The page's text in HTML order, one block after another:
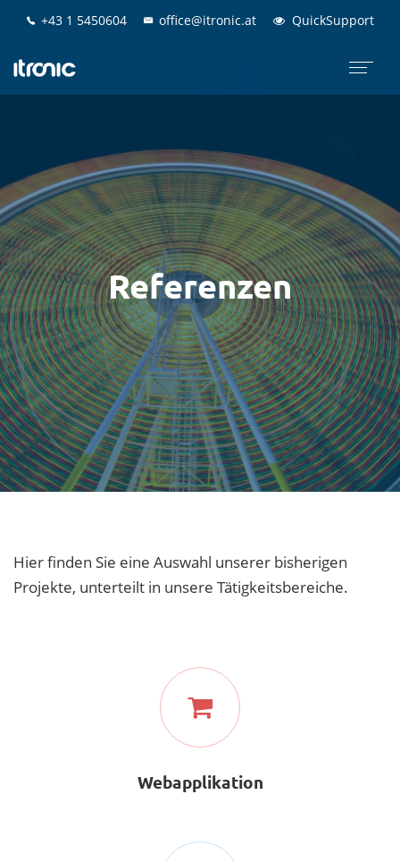
+43 1 5450604
+43 1 5450604 office@itronic.at
office@itronic.at QuickSupport
QuickSupport
Referenzen
Hier finden Sie eine Auswahl unserer bisherigen
Projekte, unterteilt in unsere Tätigkeitsbereiche.
Webapplikation